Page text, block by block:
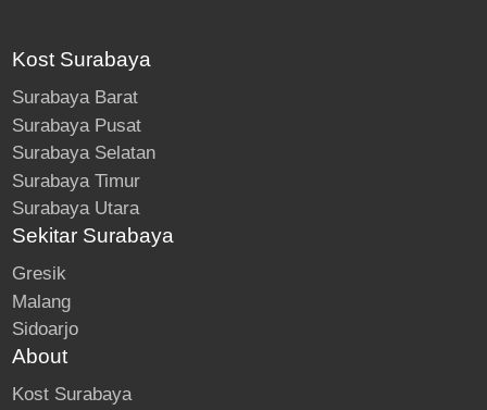
Kost Surabaya
Surabaya Barat
Surabaya Pusat
Surabaya Selatan
Surabaya Timur
Surabaya Utara
Sekitar Surabaya
Gresik
Malang
Sidoarjo
About
Kost Surabaya